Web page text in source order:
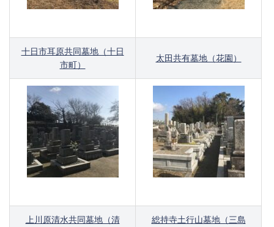
十日市耳原共同墓地（十日
市町）
太田共有墓地（花園）
上川原清水共同墓地（清
総持寺土行山墓地（三島